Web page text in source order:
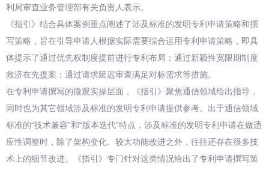
利局审查业务管理部有关负责人表示。
《指引》结合具体案例重点阐述了涉及标准的发明专利申请策略和撰
写策略，旨在引导申请人根据实际需要综合运用专利申请策略，即具
体提示了通过优先权制度提前进行专利布局；通过新颖性宽限期制度
救济在先提案；通过请求延迟审查满足对标需求等措施。
在专利申请撰写的微观实操层面，《指引》聚焦通信领域给出指导，
同时也为其它领域涉及标准的发明专利申请提供参考。出于通信领域
标准的“技术兼容”和“版本迭代”特点，涉及标准的发明专利申请在做适
应性调整时，除了架构变化、较大功能改进之外，往往还存在很多技
术上的细节改进。《指引》专门针对这类情况给出了专利申请撰写策